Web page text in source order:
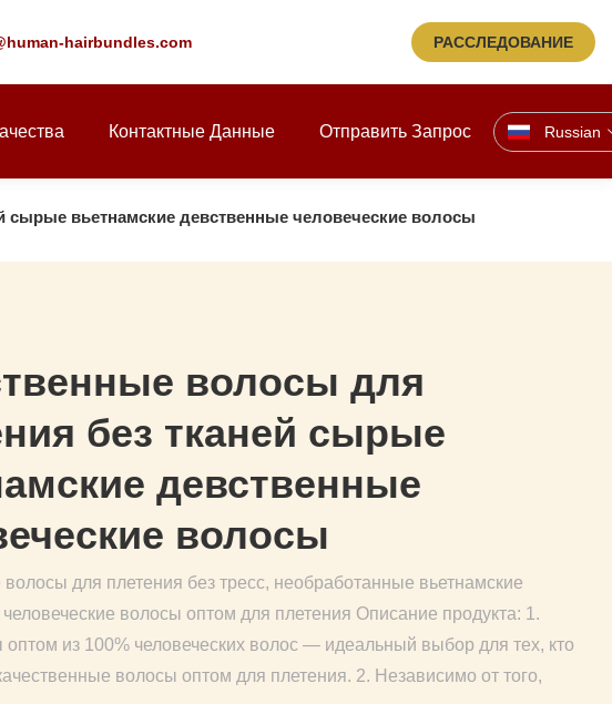
hairbundles.com РАССЛЕДОВАНИЕ
Контактные Данные Отправить Запрос Russian
сырые вьетнамские девственные человеческие волосы
волосы для
без тканей сырые
девственные
волосы
для плетения без тресс, необработанные вьетнамские
волосы оптом для плетения Описание продукта: 1.
из 100% человеческих волос — идеальный выбор для тех, кто
волосы оптом для плетения. 2. Независимо от того,